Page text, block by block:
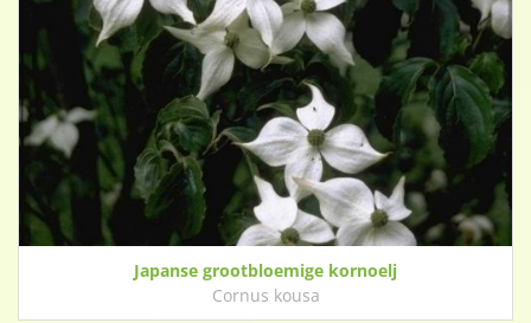
Japanse grootbloemige kornoelj
Cornus kousa